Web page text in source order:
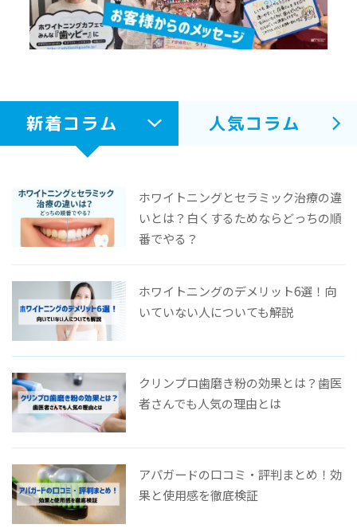
新着コラム 人気コラム
ホワイトニングとセラミック治療の違
いとは？白くするためならどっちの順
番でやる？
ホワイトニングのデメリット6選！向
いていない人についても解説
クリンプロ歯磨き粉の効果とは？歯医
者さんでも人気の理由とは
アパガードの口コミ・評判まとめ！効
果と使用感を徹底検証